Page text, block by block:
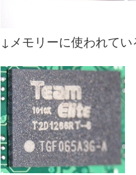
↓メモリーに使われて